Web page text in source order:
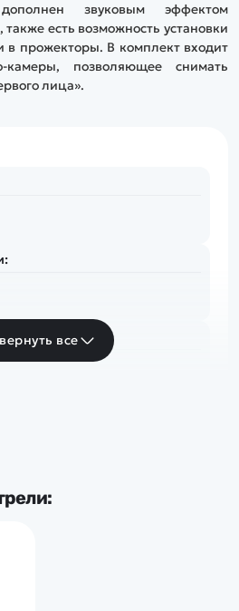
звуковым эффектом
есть возможность установки
в прожекторы. В комплект входит
камеры, позволяющее снимать
лица».
все